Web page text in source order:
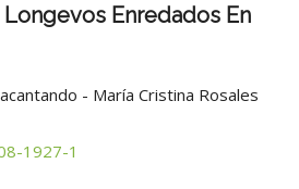
Enredados En
- María Cristina Rosales
1927-1